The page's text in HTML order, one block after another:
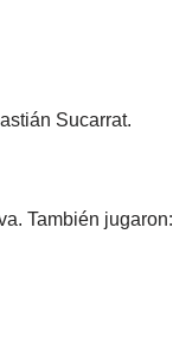
Sucarrat.
También jugaron: